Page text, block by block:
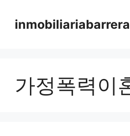
content
가정폭력이